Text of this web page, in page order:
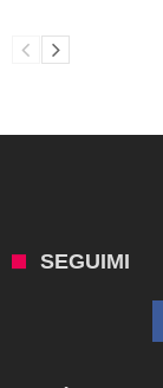
SEGUIMI